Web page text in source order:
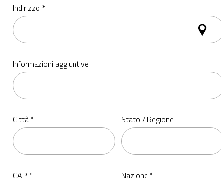
Indirizzo *
Informazioni aggiuntive
Città * Stato / Regione
CAP * Nazione *